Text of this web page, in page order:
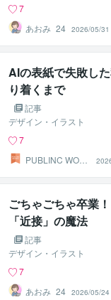
7
あおみ_24 2026/05/31
AIの表紙で失敗し
り着くまで
記事
デザイン・イラスト
7
PUBLINC WOR
ト
ごちゃごちゃ卒業
「近接」の魔法
記事
デザイン・イラスト
7
あおみ_24 2026/05/24